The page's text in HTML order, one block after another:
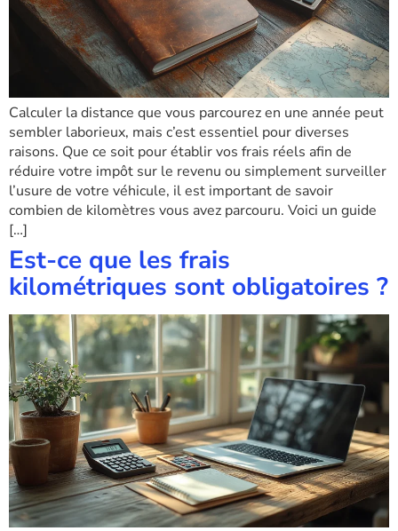
Calculer la distance que vous parcourez en une année peut
sembler laborieux, mais c’est essentiel pour diverses
raisons. Que ce soit pour établir vos frais réels afin de
réduire votre impôt sur le revenu ou simplement surveiller
l’usure de votre véhicule, il est important de savoir
combien de kilomètres vous avez parcouru. Voici un guide
[…]
Est-ce que les frais
kilométriques sont obligatoires ?